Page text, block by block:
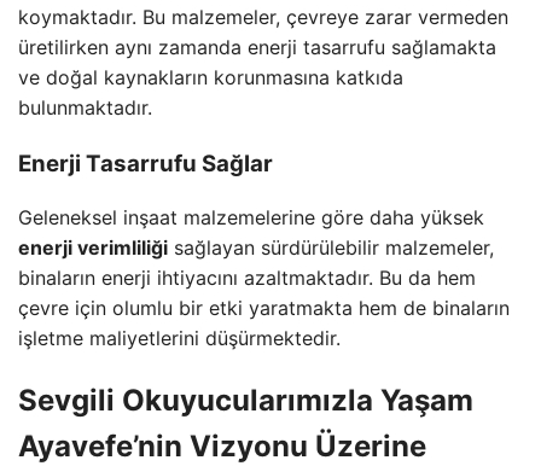
koymaktadır. Bu malzemeler, çevreye zarar vermeden
üretilirken aynı zamanda enerji tasarrufu sağlamakta
ve doğal kaynakların korunmasına katkıda
bulunmaktadır.
Enerji Tasarrufu Sağlar
Geleneksel inşaat malzemelerine göre daha yüksek
enerji verimliliği sağlayan sürdürülebilir malzemeler,
binaların enerji ihtiyacını azaltmaktadır. Bu da hem
çevre için olumlu bir etki yaratmakta hem de binaların
işletme maliyetlerini düşürmektedir.
Sevgili Okuyucularımızla Yaşam
Ayavefe’nin Vizyonu Üzerine